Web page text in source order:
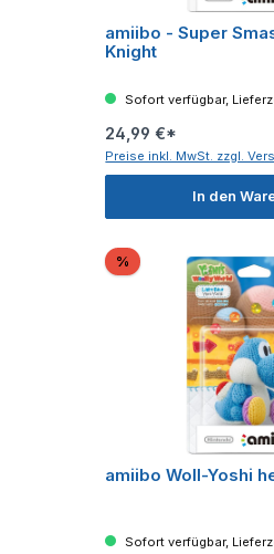
amiibo - Super
Knight
Sofort verfügbar,
24,99 €*
Preise inkl. MwSt. zzgl.
In den
% Rabatt
amiibo Woll-Yoshi
Sofort verfügbar,